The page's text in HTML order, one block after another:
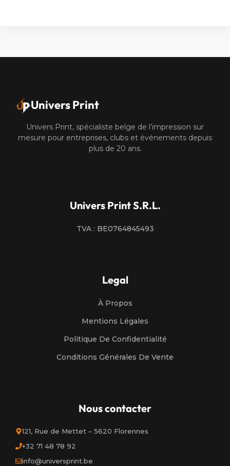
Univers Print
Univers Print, spécialiste belge de l’impression sur
mesure pour entreprises, clubs et événements depuis
plus de 20 ans.
Univers Print S.R.L.
TVA : BE0764845493
Legal
À Propos
Mentions Légales
Politique De Confidentialité
Conditions Générales De Vente
Nous contacter
121, Rue de Mettet – 5620 Florennes
+32 71 48 78 92
info@universprint.be